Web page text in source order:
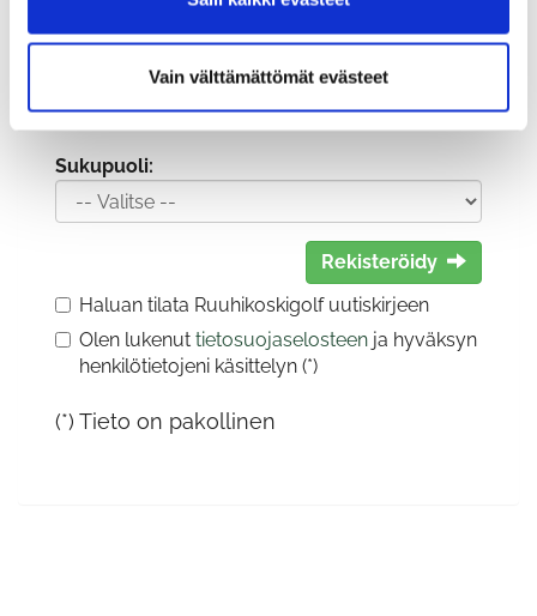
Vain välttämättömät evästeet
Sukupuoli:
Rekisteröidy
Haluan tilata Ruuhikoskigolf uutiskirjeen
Olen lukenut tietosuojaselosteen ja hyväksyn
henkilötietojeni käsittelyn (*)
(*) Tieto on pakollinen